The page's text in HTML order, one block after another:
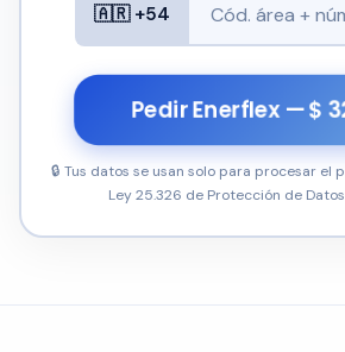
🇦🇷 +54
Pedir Enerflex — $
🔒 Tus datos se usan solo para procesar el
Ley 25.326 de Protección de